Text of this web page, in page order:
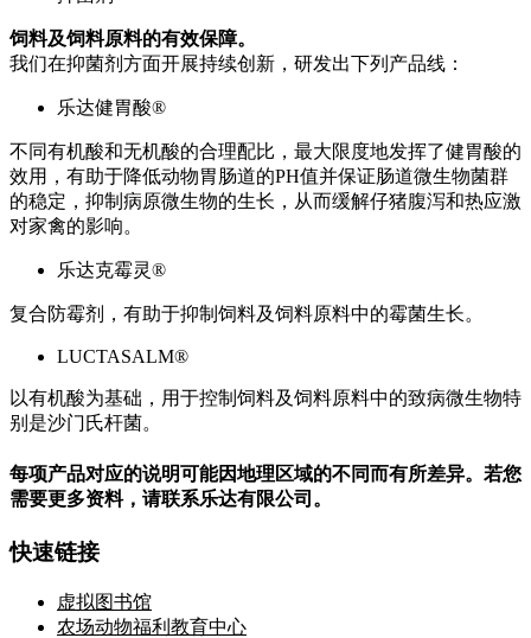
饲料及饲料原料的有效保障。
我们在抑菌剂方面开展持续创新，研发出下列产品线：
乐达健胃酸®
不同有机酸和无机酸的合理配比，最大限度地发挥了健胃酸的
效用，有助于降低动物胃肠道的PH值并保证肠道微生物菌群
的稳定，抑制病原微生物的生长，从而缓解仔猪腹泻和热应激
对家禽的影响。
乐达克霉灵®
复合防霉剂，有助于抑制饲料及饲料原料中的霉菌生长。
LUCTASALM®
以有机酸为基础，用于控制饲料及饲料原料中的致病微生物特
别是沙门氏杆菌。
每项产品对应的说明可能因地理区域的不同而有所差异。若您
需要更多资料，请联系乐达有限公司。
快速链接
虚拟图书馆
农场动物福利教育中心